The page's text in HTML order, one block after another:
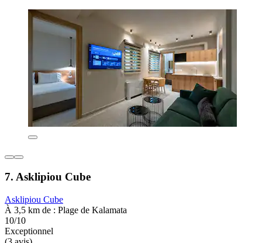
7. Asklipiou Cube
Asklipiou Cube
À 3,5 km de : Plage de Kalamata
10/10
Exceptionnel